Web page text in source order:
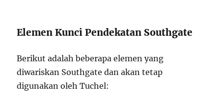
Elemen Kunci Pendekatan Southgate
Berikut adalah beberapa elemen yang
diwariskan Southgate dan akan tetap
digunakan oleh Tuchel: